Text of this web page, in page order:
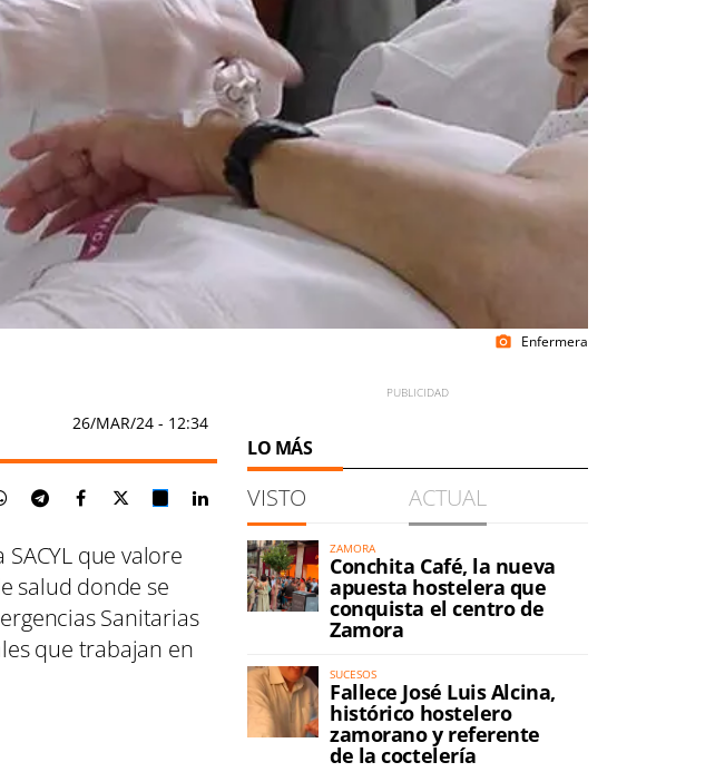
photo_camera Enfermera
26/MAR/24 - 12:34
que valore
salud donde se
Sanitarias
que trabajan en
LO MÁS
VISTO ACTUAL
ZAMORA
Conchita Café, la nueva
apuesta hostelera que
conquista el centro de
Zamora
SUCESOS
Fallece José Luis Alcina,
histórico hostelero
zamorano y referente
de la coctelería